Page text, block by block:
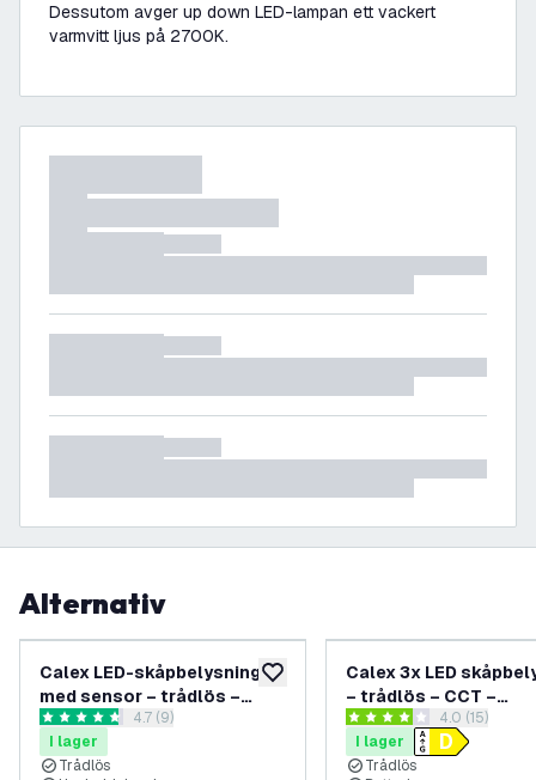
Dessutom avger up down LED-lampan ett vackert
varmvitt ljus på 2700K.
Alternativ
lägg till i önskelistan
Calex LED-skåpbelysning
med sensor – trådlös –
2700K – uppladdningsbar
öppna recensionspanel
4.7 stjärnbetyg4.7 (9)
I lager
Trådlös
Calex 3x LED
– trådlös – CCT –
batteridriven
öppna
4 stjärnbetyg4.0 (15)
I lager
Trådlös